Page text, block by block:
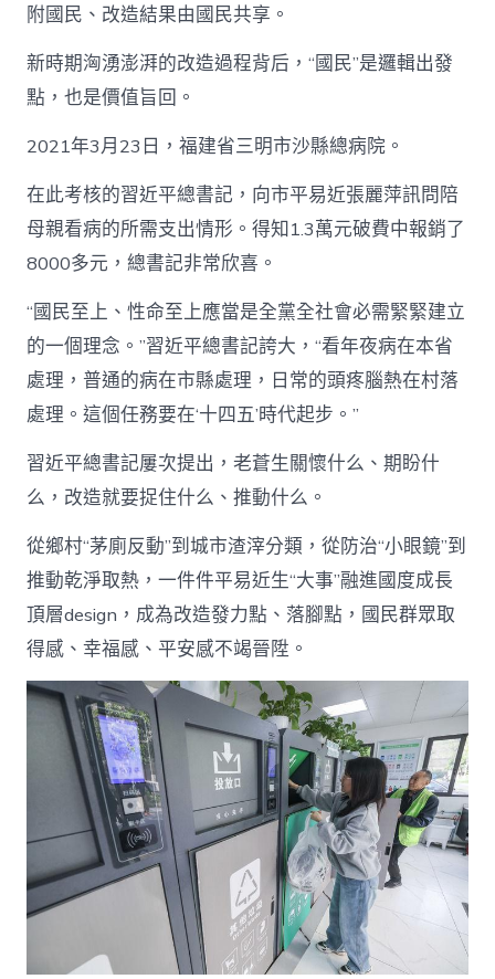
附國民、改造結果由國民共享。
新時期洶湧澎湃的改造過程背后，“國民”是邏輯出發
點，也是價值旨回。
2021年3月23日，福建省三明市沙縣總病院。
在此考核的習近平總書記，向市平易近張麗萍訊問陪
母親看病的所需支出情形。得知1.3萬元破費中報銷了
8000多元，總書記非常欣喜。
“國民至上、性命至上應當是全黨全社會必需緊緊建立
的一個理念。”習近平總書記誇大，“看年夜病在本省
處理，普通的病在市縣處理，日常的頭疼腦熱在村落
處理。這個任務要在‘十四五’時代起步。”
習近平總書記屢次提出，老蒼生關懷什么、期盼什
么，改造就要捉住什么、推動什么。
從鄉村“茅廁反動”到城市渣滓分類，從防治“小眼鏡”到
推動乾淨取熱，一件件平易近生“大事”融進國度成長
頂層design，成為改造發力點、落腳點，國民群眾取
得感、幸福感、平安感不竭晉陞。